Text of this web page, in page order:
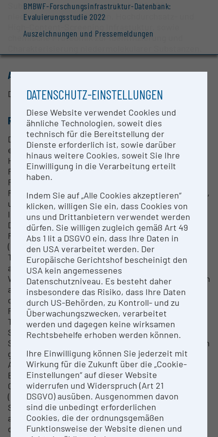
BMBWF-Forschungsinfrastruktur-Datenbank:
Evaluierungsstudie 2022
Auszeichnungen und Pressemeldungen
Substanzsammlung mit mehr als 100.000
niedermolekularen Stoffen, Hochdurchsatz- und
chemische Proteomik zur Identifizierung und
ANSPRECHPERSON
Dr. Stefan Kubicek
RESEARCH SERVICES
Die CeMM Molecular Discovery Platform betreibt
eine flexible Screening-Infrastruktur, die sowohl
High-Content- als auch High-Throughput-
Funktionalität bietet. Die automatisierte
Roboterplattform Cell Explorer verfügt über zwei
Präzisionsroboter für die Handhabung von 96-, 384-,
und 1536-Well-Platten, die alle weiteren
Instrumente vollständig in das System integrieren.
Dies ermöglicht verschiedenen Optionen für den
Flüssigkeitstransfer, inklusive akustischem
(Beckman Echo 550) und Pipetten-basiertem
Transfer (Revvity Janus) sowie die Möglichkeit zum
automatischen Befüllen (Thermo Multidrop) und
Waschen von Platten (BioTek). Plattendeckel können
automatisch gehandhabt werden, oder alternativ
die Platten ver- und entsiegelt werden. Ein 210-
Platten-Inkubator (Thermo Cytomat) mit
Temperatur- und Kohlendioxid-Kontrolle macht das
System mit zellbasierten und phänotypischen
Screenings kompatibel. Zu den Detektionssystemen
gehören ein Plattenleser für Fluoreszenz-,
Absorptions- und Lumineszenzmessungen (Revvity
Envision) und ein automatisiertes konfokales High-
Content-Mikroskop mit Umgebungskontrolle
(Revvity Opera Phenix). Der zentrale Teil des
Systems ist in einem HEPA-Filtergehäuse
abgeschirmt. Eine Steuerungssoftware ermöglicht
die Integration aller Instrumente und bietet
DATENSCHUTZ-EINSTELLUNGEN
Diese Website verwendet Cookies und
ähnliche Technologien, soweit dies
technisch für die Bereitstellung der
Dienste erforderlich ist, sowie darüber
hinaus weitere Cookies, soweit Sie Ihre
Einwilligung in die Verarbeitung erteilt
haben.
Indem Sie auf „Alle Cookies akzeptieren“
klicken, willigen Sie ein, dass Cookies von
uns und Drittanbietern verwendet werden
dürfen. Sie willigen zugleich gemäß Art 49
Abs 1 lit a DSGVO ein, dass Ihre Daten in
den USA verarbeitet werden. Der
Europäische Gerichtshof bescheinigt den
USA kein angemessenes
Datenschutzniveau. Es besteht daher
insbesondere das Risiko, dass Ihre Daten
durch US-Behörden, zu Kontroll- und zu
Überwachungszwecken, verarbeitet
werden und dagegen keine wirksamen
Rechtsbehelfe erhoben werden können.
Ihre Einwilligung können Sie jederzeit mit
Wirkung für die Zukunft über die „Cookie-
Einstellungen“ auf dieser Website
widerrufen und Widerspruch (Art 21
DSGVO) ausüben. Ausgenommen davon
sind die unbedingt erforderlichen
Cookies, die der ordnungsgemäßen
Funktionsweise der Website dienen und